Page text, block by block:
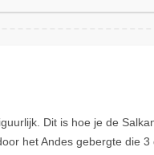
Dit is hoe je de
het Andes gebergte die